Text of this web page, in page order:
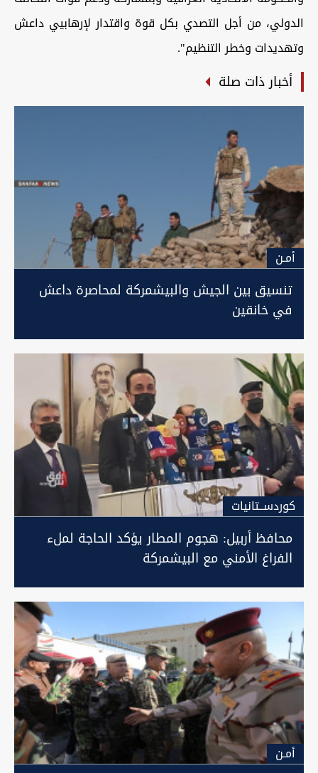
الدولي، من أجل التصدي بكل قوة واقتدار لإرهابيي داعش
وتهديدات وخطر التنظيم".
أخبار ذات صلة
أمـن
تنسيق بين الجيش والبيشمركة لمحاصرة داعش
في خانقين
كوردســتانيات
محافظ أربيل: هجوم المطار يؤكد الحاجة لملء
الفراغ الأمني مع البيشمركة
أمـن